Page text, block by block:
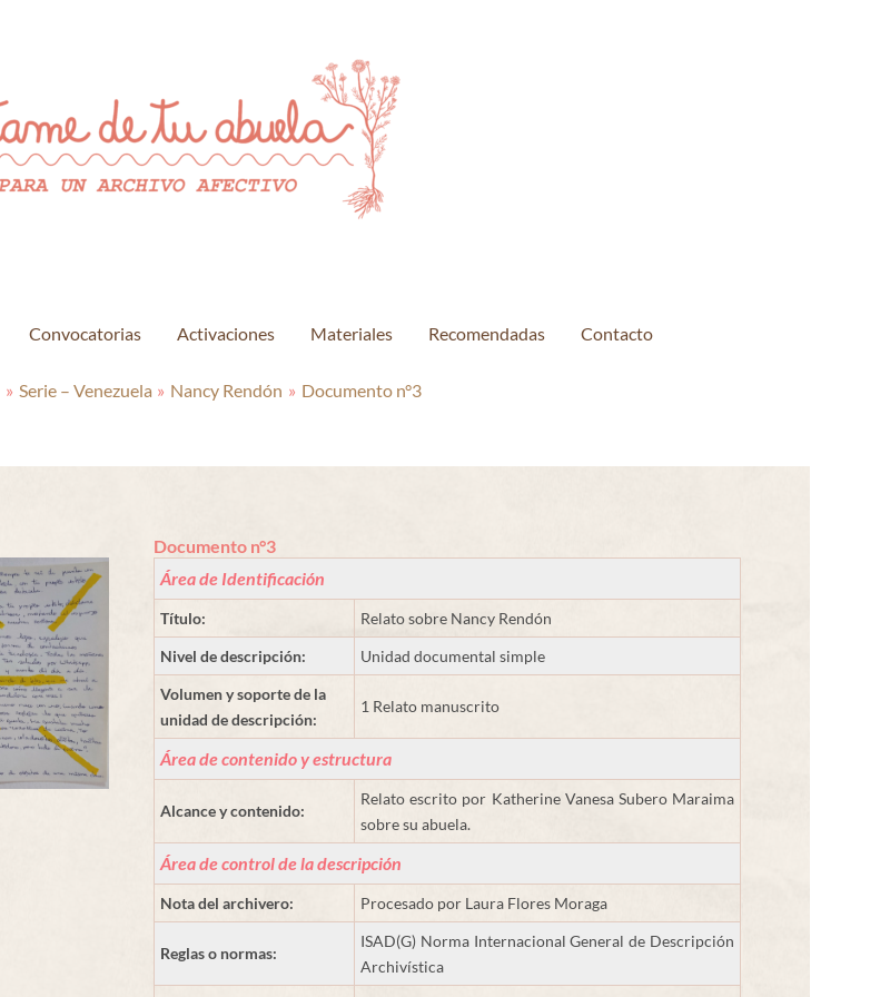
Convocatorias Activaciones Materiales Recomendadas Contacto
Serie – Venezuela Nancy Rendón Documento n°3
Documento n°3
Área de Identificación
Título:
Relato sobre Nancy Rendón
Nivel de descripción:
Unidad documental simple
Volumen y soporte de la
unidad de descripción:
1 Relato manuscrito
Área de contenido y estructura
Alcance y contenido:
Relato escrito por Katherine Vanesa Subero Maraima
sobre su abuela.
Área de control de la descripción
Nota del archivero: Procesado por Laura Flores Moraga
Reglas o normas:
ISAD(G) Norma Internacional General de Descripción
Archivística